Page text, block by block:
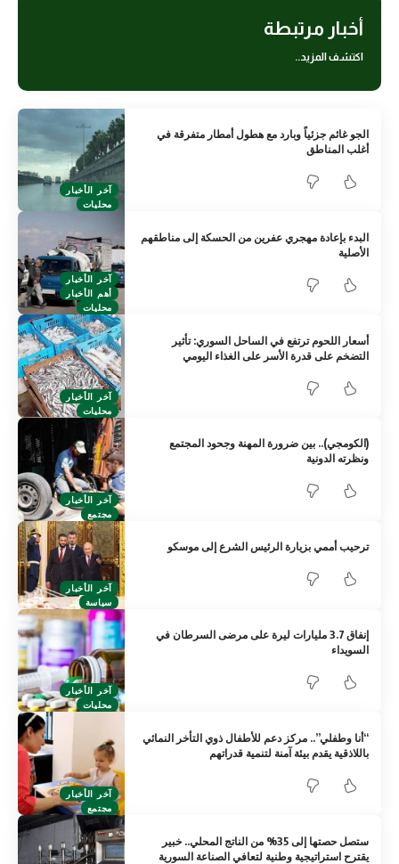
أخبار مرتبطة
اكتشف المزيد..
آخر الأخبار
محليات
الجو غائم جزئياً وبارد مع هطول أمطار متفرقة في
أغلب المناطق
آخر الأخبار
أهم الأخبار
محليات
البدء بإعادة مهجري عفرين من الحسكة إلى مناطقهم
الأصلية
آخر الأخبار
محليات
أسعار اللحوم ترتفع في الساحل السوري: تأثير
التضخم على قدرة الأسر على الغذاء اليومي
آخر الأخبار
مجتمع
(الكومجي).. بين ضرورة المهنة وجحود المجتمع
ونظرته الدونية
آخر الأخبار
سياسة
ترحيب أممي بزيارة الرئيس الشرع إلى موسكو
آخر الأخبار
محليات
إنفاق 3.7 مليارات ليرة على مرضى السرطان في
السويداء
آخر الأخبار
مجتمع
“أنا وطفلي”.. مركز دعم للأطفال ذوي التأخر النمائي
باللاذقية يقدم بيئة آمنة لتنمية قدراتهم
ستصل حصتها إلى 35% من الناتج المحلي.. خبير
يقترح استراتيجية وطنية لتعافي الصناعة السورية